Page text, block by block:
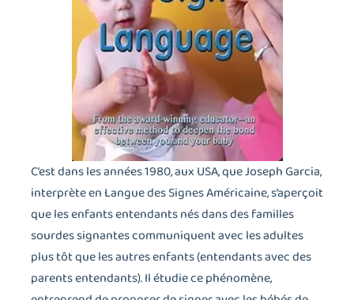
C’est dans les années 1980, aux USA, que Joseph Garcia,
interprète en Langue des Signes Américaine, s’aperçoit
que les enfants entendants nés dans des familles
sourdes signantes communiquent avec les adultes
plus tôt que les autres enfants (entendants avec des
parents entendants). Il étudie ce phénomène,